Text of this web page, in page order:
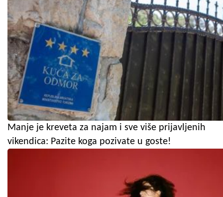
Manje je kreveta za najam i sve više prijavljenih
vikendica: Pazite koga pozivate u goste!